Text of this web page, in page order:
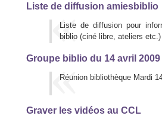
Liste de diffusion amiesbiblio
Liste de diffusion pour
biblio (ciné libre, ateliers etc.)
Groupe biblio du 14 avril 2009
Réunion bibliothèque Mardi
Graver les vidéos au CCL